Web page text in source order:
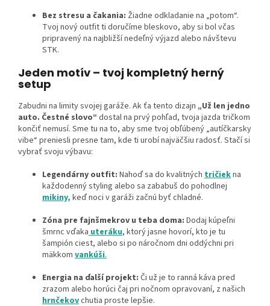
Bez stresu a čakania: Žiadne odkladanie na „potom“.
Tvoj nový outfit ti doručíme bleskovo, aby si bol včas
pripravený na najbližší nedeľný výjazd alebo návštevu
STK.
Jeden motív – tvoj kompletný herný
setup
Zabudni na limity svojej garáže. Ak ťa tento dizajn „Už len jedno
auto. Čestné slovo“ dostal na prvý pohľad, tvoja jazda tričkom
končiť nemusí. Sme tu na to, aby sme tvoj obľúbený „autíčkarsky
vibe“ preniesli presne tam, kde ti urobí najväčšiu radosť. Stačí si
vybrať svoju výbavu:
Legendárny outfit: Nahoď sa do kvalitných tričiekna
každodenný styling alebo sa zababuš do pohodlnej
mikiny, keď noci v garáži začnú byť chladné.
Zóna pre fajnšmekrov u teba doma: Dodaj kúpeľni
šmrnc vďakauteráku, ktorý jasne hovorí, kto je tu
šampión ciest, alebo si po náročnom dni oddýchni pri
mäkkom vankúši.
Energia na ďalší projekt: Či už je to ranná káva pred
zrazom alebo horúci čaj pri nočnom opravovaní, z našich
hrnčekovchutia proste lepšie.